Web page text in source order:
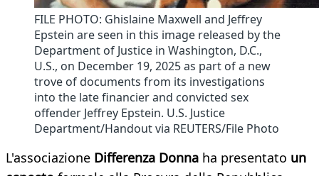
FILE PHOTO: Ghislaine Maxwell and Jeffrey
Epstein are seen in this image released by the
Department of Justice in Washington, D.C.,
U.S., on December 19, 2025 as part of a new
trove of documents from its investigations
into the late financier and convicted sex
offender Jeffrey Epstein. U.S. Justice
Department/Handout via REUTERS/File Photo
L'associazione Differenza Donna ha presentato un